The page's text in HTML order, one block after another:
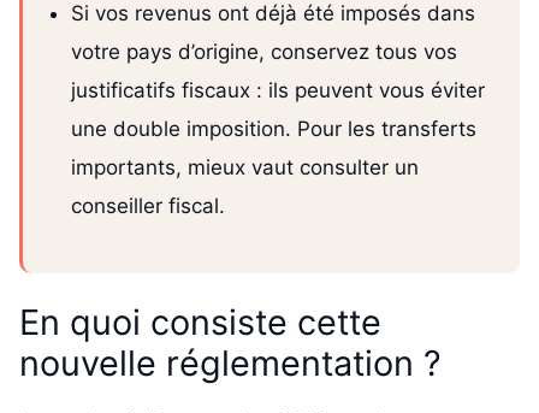
Si vos revenus ont déjà été imposés dans
votre pays d’origine, conservez tous vos
justificatifs fiscaux : ils peuvent vous éviter
une double imposition. Pour les transferts
importants, mieux vaut consulter un
conseiller fiscal.
En quoi consiste cette
nouvelle réglementation ?